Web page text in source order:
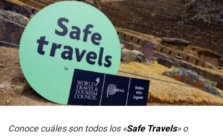
Conoce cuáles son todos los «Safe Travels» o